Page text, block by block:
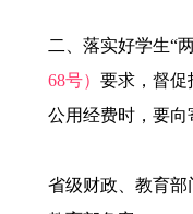
二、落实好学生“
68号） 要求，督促
公用经费时，要向
省级财政、教育部